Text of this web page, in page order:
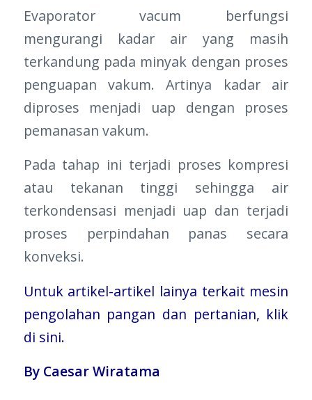
Evaporator vacum berfungsi
mengurangi kadar air yang masih
terkandung pada minyak dengan proses
penguapan vakum. Artinya kadar air
diproses menjadi uap dengan proses
pemanasan vakum.
Pada tahap ini terjadi proses kompresi
atau tekanan tinggi sehingga air
terkondensasi menjadi uap dan terjadi
proses perpindahan panas secara
konveksi.
Untuk artikel-artikel lainya terkait mesin
pengolahan pangan dan pertanian, klik
di sini.
By Caesar Wiratama